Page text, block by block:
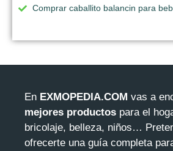
Comprar caballito balancin para
En EXMOPEDIA.COM vas a
mejores productos para el
bricolaje, belleza, niños…
ofrecerte una guía completa